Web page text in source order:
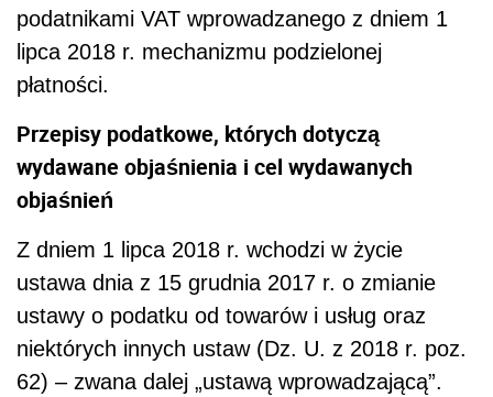
podatnikami VAT wprowadzanego z dniem 1
lipca 2018 r. mechanizmu podzielonej
płatności.
Przepisy podatkowe, których dotyczą
wydawane objaśnienia i cel wydawanych
objaśnień
Z dniem 1 lipca 2018 r. wchodzi w życie
ustawa dnia z 15 grudnia 2017 r. o zmianie
ustawy o podatku od towarów i usług oraz
niektórych innych ustaw (Dz. U. z 2018 r. poz.
62) – zwana dalej „ustawą wprowadzającą”.